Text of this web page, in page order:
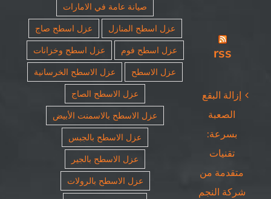
rss
إزالة البقع
الصعبة
بسرعة:
تقنيات
متقدمة من
شركة النجم
صيانة عامة في الامارات
عزل اسطح المنازل
عزل اسطح صاج
عزل اسطح فوم
عزل اسطح وخزانات
عزل الاسطح
عزل الاسطح الخرسانية
عزل الاسطح الصاج
عزل الاسطح بالاسمنت الأبيض
عزل الاسطح بالجبس
عزل الاسطح بالجير
عزل الاسطح بالرولات